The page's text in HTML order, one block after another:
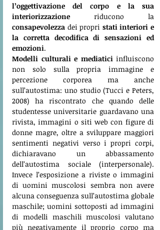
l’oggettivazione del corpo e la sua
interiorizzazione
consapevolezza dei propri stati interiori e
la corretta decodifica di sensazioni ed
emozioni.
Modelli culturali e mediatici influiscono
non solo sulla propria immagine e
percezione corporea ma anche
sull’autostima: uno studio (Tucci e Peters,
2008) ha riscontrato che quando delle
studentesse universitarie guardavano una
rivista, immagini o siti web con figure di
donne magre, oltre a sviluppare maggiori
sentimenti negativi verso i propri corpi,
dichiaravano un abbassamento
dell’autostima sociale (interpersonale).
Invece l’esposizione a riviste o immagini
di uomini muscolosi sembra non avere
alcuna conseguenza sull’autostima globale
maschile; uomini sottoposti ad immagini
di modelli maschili muscolosi valutano
più negativamente il proprio corpo ma